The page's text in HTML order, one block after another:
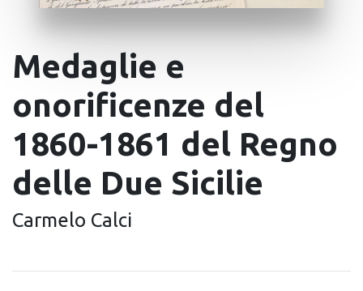
Medaglie e
onorificenze del
1860-1861 del Regno
delle Due Sicilie
Carmelo Calci